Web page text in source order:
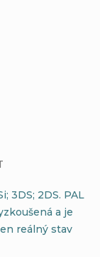
3DS; 2DS. PAL
a je
reálný stav